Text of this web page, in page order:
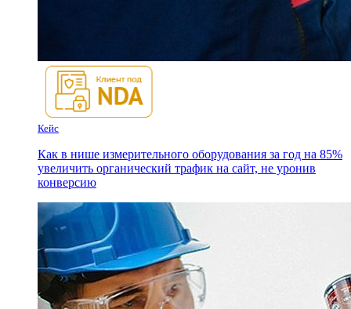
Кейс
Как в нише измерительного оборудования за год на 85%
увеличить органический трафик на сайт, не уронив
конверсию